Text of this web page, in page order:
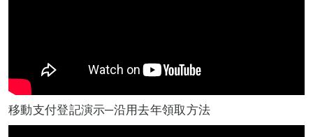
移動支付登記演示─沿用去年領取方法